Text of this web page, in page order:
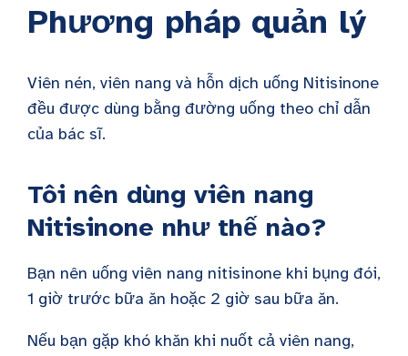
Phương pháp quản lý
Viên nén, viên nang và hỗn dịch uống Nitisinone
đều được dùng bằng đường uống theo chỉ dẫn
của bác sĩ.
Tôi nên dùng viên nang
Nitisinone như thế nào?
Bạn nên uống viên nang nitisinone khi bụng đói,
1 giờ trước bữa ăn hoặc 2 giờ sau bữa ăn.
Nếu bạn gặp khó khăn khi nuốt cả viên nang,